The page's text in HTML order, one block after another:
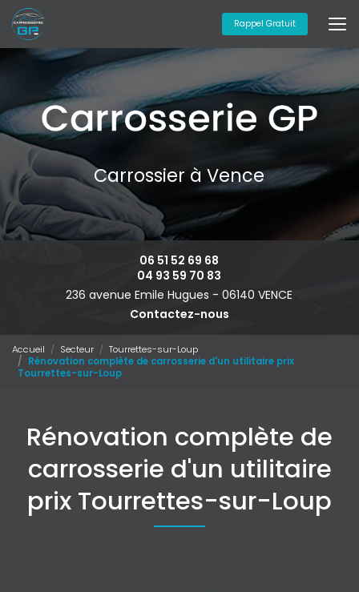
Aller
au
contenu
principal
Rappel Gratuit
Carrossier à Vence
06 51 52 69 68
04 93 59 70 83
236 avenue Emile Hugues -06140 VENCE
Contactez-nous
Accueil Secteur
Tourrettes-sur-Loup
Rénovation complète de carrosserie d'un utilitaire prix
Tourrettes-sur-Loup
Rénovation complète de
carrosserie d'un utilitaire
prix Tourrettes-sur-Loup